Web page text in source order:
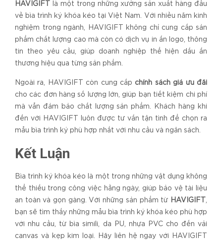
HAVIGIFT
là một trong những xưởng sản xuất hàng đầu
về bìa trình ký khóa kéo tại Việt Nam. Với nhiều năm kinh
nghiệm trong ngành, HAVIGIFT không chỉ cung cấp sản
phẩm chất lượng cao mà còn có dịch vụ in ấn logo, thông
tin theo yêu cầu, giúp doanh nghiệp thể hiện dấu ấn
thương hiệu qua từng sản phẩm.
Ngoài ra, HAVIGIFT còn cung cấp chính sách giá ưu đãi
cho các đơn hàng số lượng lớn, giúp bạn tiết kiệm chi phí
mà vẫn đảm bảo chất lượng sản phẩm. Khách hàng khi
đến với HAVIGIFT luôn được tư vấn tận tình để chọn ra
mẫu bìa trình ký phù hợp nhất với nhu cầu và ngân sách.
Kết Luận
Bìa trình ký khóa kéo là một trong những vật dụng không
thể thiếu trong công việc hằng ngày, giúp bảo vệ tài liệu
an toàn và gọn gàng. Với những sản phẩm từ
HAVIGIFT
bạn sẽ tìm thấy những mẫu bìa trình ký khóa kéo phù hợp
với nhu cầu, từ bìa simili, da PU, nhựa PVC cho đến vải
canvas và kẹp kim loại. Hãy liên hệ ngay với HAVIGIFT